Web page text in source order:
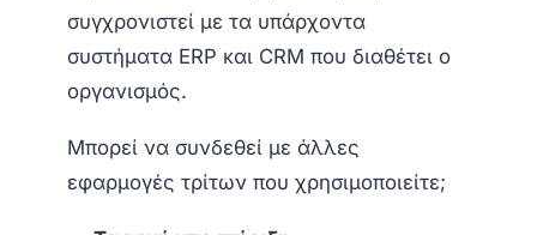
συγχρονιστεί με τα υπάρχοντα
συστήματα ERP και CRM που διαθέτει ο
οργανισμός.
Μπορεί να συνδεθεί με άλλες
εφαρμογές τρίτων που χρησιμοποιείτε;